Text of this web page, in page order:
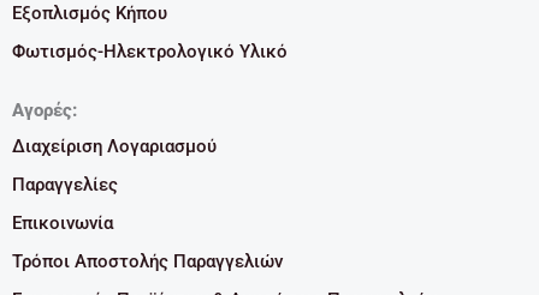
Εξοπλισμός Κήπου
Φωτισμός-Ηλεκτρολογικό Υλικό
Αγορές:
Διαχείριση Λογαριασμού
Παραγγελίες
Επικοινωνία
Τρόποι Αποστολής Παραγγελιών